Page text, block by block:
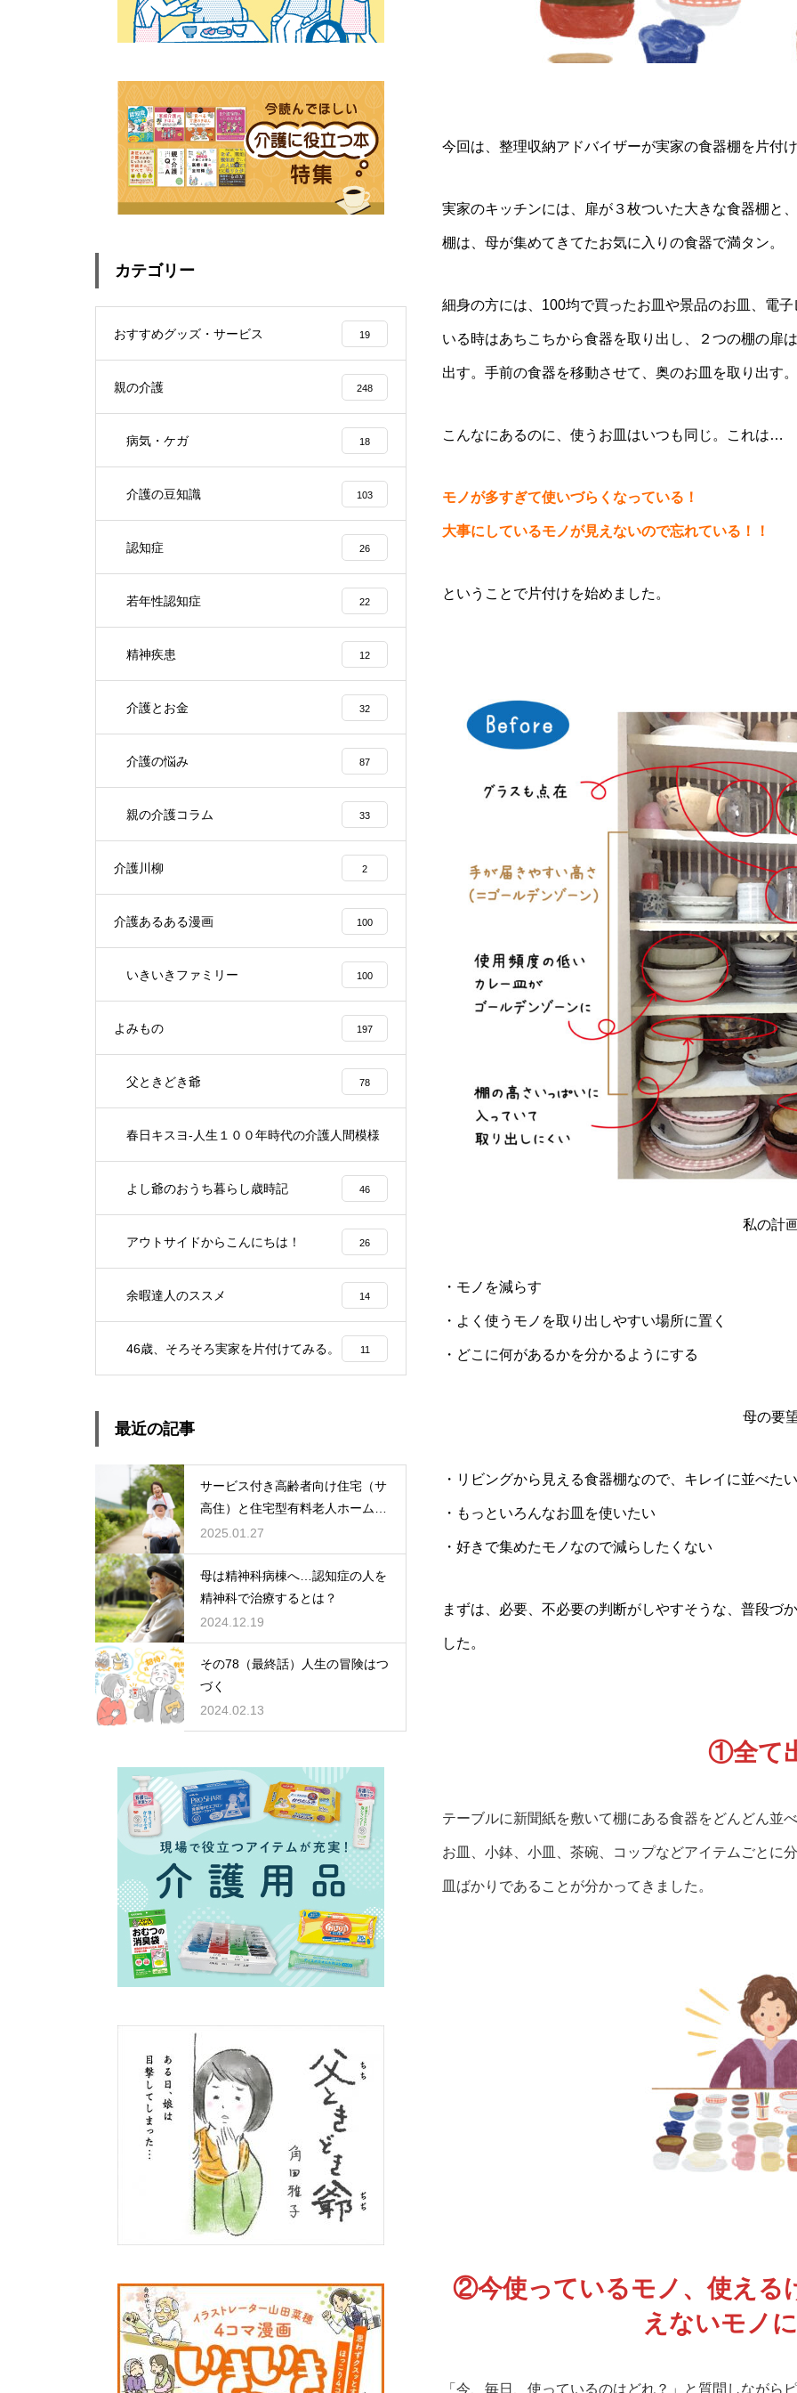
今回は、整理収納アドバイザーが実家の食器棚を片付け
実家のキッチンには、扉が３枚ついた大きな食器棚と
棚は、母が集めてきてたお気に入りの食器で満タン。
細身の方には、100均で買ったお皿や景品のお皿、電
いる時はあちこちから食器を取り出し、２つの棚の扉
出す。手前の食器を移動させて、奥のお皿を取り出す。
こんなにあるのに、使うお皿はいつも同じ。これは…
モノが多すぎて使いづらくなっている！
大事にしているモノが見えないので忘れている！！
ということで片付けを始めました。
私の計
・モノを減らす
・よく使うモノを取り出しやすい場所に置く
・どこに何があるかを分かるようにする
母の要
・リビングから見える食器棚なので、キレイに並べたい
・もっといろんなお皿を使いたい
・好きで集めたモノなので減らしたくない
まずは、必要、不必要の判断がしやすそうな、普段づ
した。
①全て
テーブルに新聞紙を敷いて棚にある食器をどんどん並べ
お皿、小鉢、小皿、茶碗、コップなどアイテムごとに
皿ばかりであることが分かってきました。
②今使っているモノ、使える
えないモノ
「今、毎日、使っているのはどれ？」と質問しながら
カテゴリー
おすすめグッズ・サービス 19
親の介護 248
病気・ケガ 18
介護の豆知識 103
認知症 26
若年性認知症 22
精神疾患 12
介護とお金 32
介護の悩み 87
親の介護コラム 33
介護川柳 2
介護あるある漫画 100
いきいきファミリー 100
よみもの 197
父ときどき爺 78
春日キスヨ-人生１００年時代の介護人間模様
よし爺のおうち暮らし歳時記 46
アウトサイドからこんにちは！ 26
余暇達人のススメ 14
46歳、そろそろ実家を片付けてみる。 11
最近の記事
サービス付き高齢者向け住宅（サ
高住）と住宅型有料老人ホーム：
どちらを選ぶ？
2025.01.27
母は精神科病棟へ…認知症の人を
精神科で治療するとは？
2024.12.19
その78（最終話）人生の冒険はつ
づく
2024.02.13